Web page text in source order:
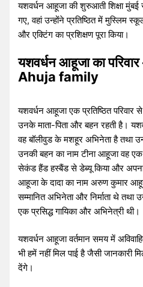
यशवर्धन आहूजा की शुरुआती शिक्षा
गए, वहां उन्होंने प्रतिष्ठित में मुस्लिम
और एक्टिंग का प्रशिक्षण पूरा किया।
यशवर्धन आहूजा का
Ahuja family
यशवर्धन आहूजा एक प्रतिष्ठित
उनके माता-पिता और बहन रहती है।
वह बॉलीवुड के मशहूर अभिनेता है तथा
उनकी बहन का नाम टीना आहूजा वह एक
सेकंड हैंड हस्बैंड से डेब्यू किया और अपना
आहूजा के दादा का नाम अरुण कुमार
सम्मानित अभिनेता और निर्माता थे तथा
एक प्रसिद्ध गायिका और अभिनेत्री थी।
यशवर्धन आहूजा वर्तमान समय में
भी हमें नहीं मिल पाई है जैसी
देंगे।